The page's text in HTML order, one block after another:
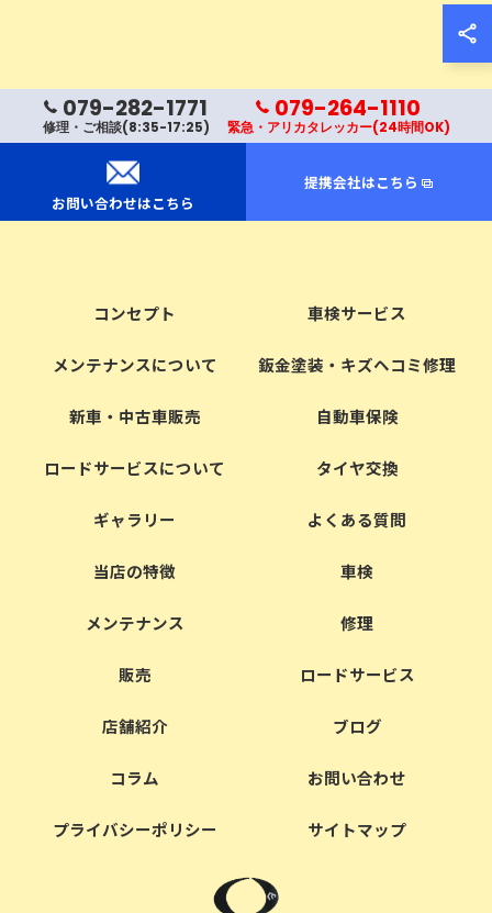
079-282-1771
修理・ご相談(8:35-17:25)
079-264-1110
緊急・アリカタレッカー(24時間OK)
お問い合わせはこちら
提携会社はこちら
コンセプト 車検サービス
メンテナンスについて 鈑金塗装・キズヘコミ修理
新車・中古車販売 自動車保険
ロードサービスについて タイヤ交換
ギャラリー よくある質問
当店の特徴 車検
メンテナンス 修理
販売 ロードサービス
店舗紹介 ブログ
コラム お問い合わせ
プライバシーポリシー サイトマップ